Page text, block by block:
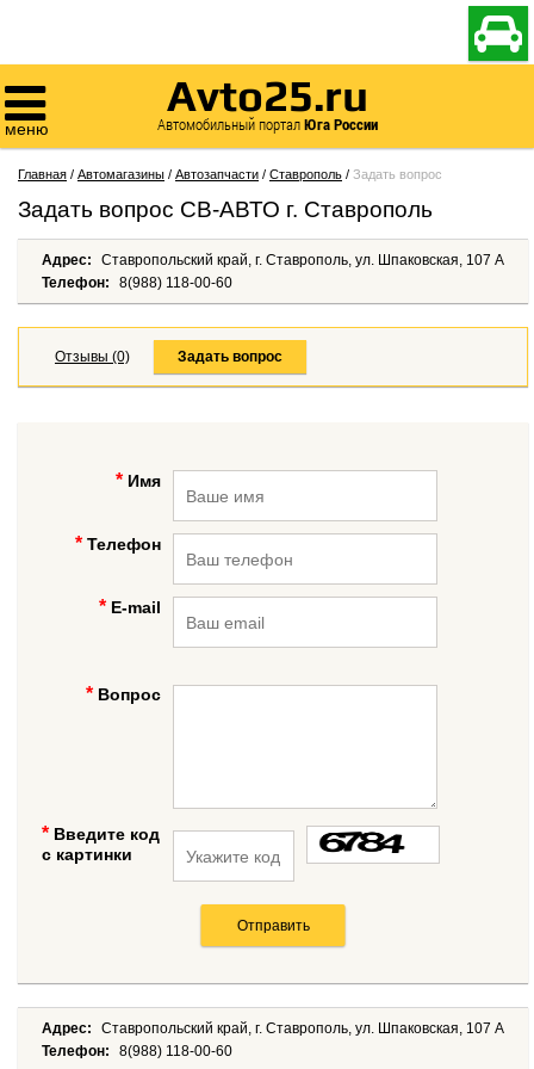


меню
Avto25.ru
Автомобильный порталЮга России
Главная / Автомагазины / Автозапчасти / Ставрополь / Задать вопрос
Задать вопрос СВ-АВТО г. Ставрополь
Адрес:
Ставропольский край, г. Ставрополь, ул. Шпаковская, 107 А
Телефон:
8(988) 118-00-60
Отзывы (0) Задать вопрос
Имя
Телефон
E-mail
Вопрос
Введите код
с картинки
Адрес:
Ставропольский край, г. Ставрополь, ул. Шпаковская, 107 А
Телефон:
8(988) 118-00-60